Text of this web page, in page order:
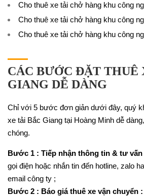
Cho thuê xe tải chở hàng khu công
Cho thuê xe tải chở hàng khu công
Cho thuê xe tải chở hàng khu công
CÁC BƯỚC ĐẶT THUÊ
GIANG DỄ DÀNG
Chỉ với 5 bước đơn giản dưới đây, quý
xe tải Bắc Giang tại Hoàng Minh dễ
chóng.
Bước 1 : Tiếp nhận thông tin & tư vấn
gọi điện hoặc nhắn tin đến hotline, zalo
email công ty ;
Bước 2 : Báo giá thuê xe vận chuyển :